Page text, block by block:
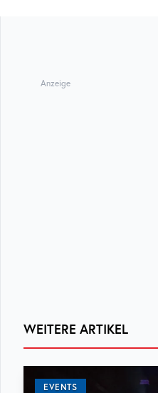
Anzeige
WEITERE ARTIKEL
EVENTS